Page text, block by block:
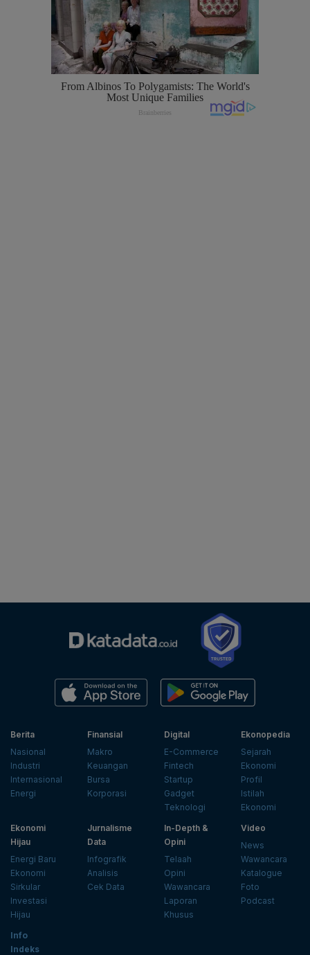
Berita
Nasional
Industri
Internasional
Energi
Finansial
Makro
Keuangan
Bursa
Korporasi
Digital
E-Commerce
Fintech
Startup
Gadget
Teknologi
Ekonopedia
Sejarah
Ekonomi
Profil
Istilah
Ekonomi
Ekonomi
Hijau
Energi Baru
Ekonomi
Sirkular
Investasi
Hijau
Jurnalisme
Data
Infografik
Analisis
Cek Data
In-Depth &
Opini
Telaah
Opini
Wawancara
Laporan
Khusus
Video
News
Wawancara
Katalogue
Foto
Podcast
Info
Indeks